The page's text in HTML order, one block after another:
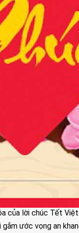
của lời chúc Tết
ước vọng an